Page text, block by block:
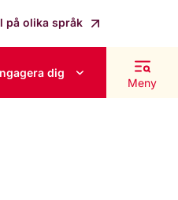
på olika språk
dig
Meny